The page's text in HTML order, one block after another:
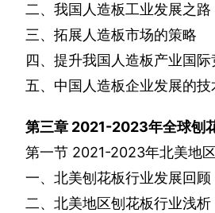
二、我国人造板工业发展之路
三、拓展人造板市场的策略
四、提升我国人造板产业国
五、中国人造板企业发展的技
第三章 2021-2023年全球刨
第一节 2021-2023年北美地
一、北美刨花板行业发展回顾
二、北美地区刨花板行业浅析